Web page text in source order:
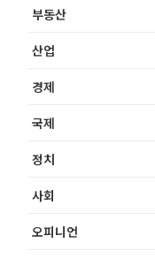
부동산
산업
경제
국제
정치
사회
오피니언